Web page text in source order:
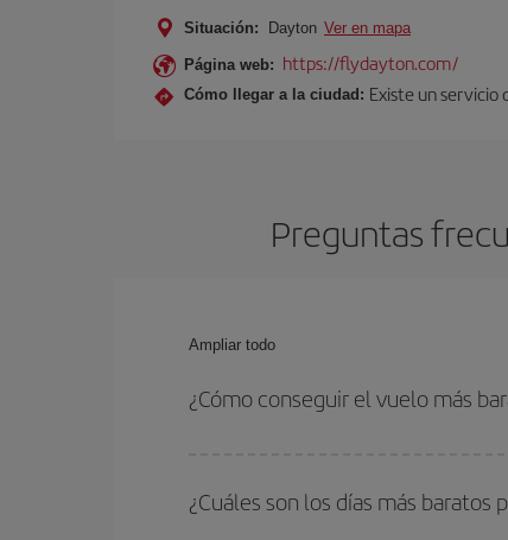
Situación: Dayton Ver en mapa
Página web: https://flydayton.com/
Cómo llegar a la ciudad: Existe un
Preguntas
Ampliar todo
¿Cómo conseguir el vuelo más
fechas y horarios de ida y vuelta.
¿Cuáles son los días más baratos